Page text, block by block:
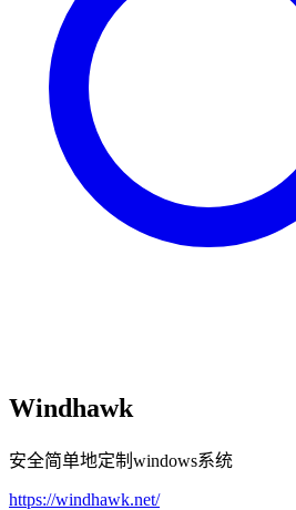
Windhawk
安全简单地定制windows系统
https://windhawk.net/